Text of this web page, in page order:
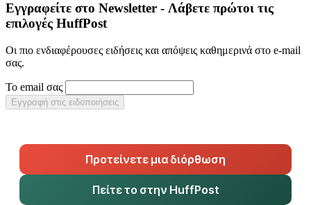
Εγγραφείτε στο Newsletter - Λάβετε πρώτοι τις
επιλογές HuffPost
Οι πιο ενδιαφέρουσες ειδήσεις και απόψεις καθημερινά στο e-mail
σας.
Το email σας
Εγγραφή στις ειδοποιήσεις
Προτείνετε μια διόρθωση
Πείτε το στην HuffPost